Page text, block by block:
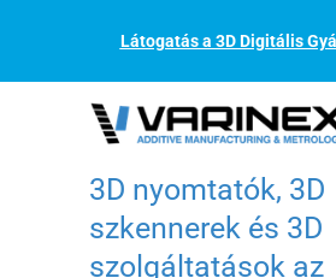
Látogatás a 3D Digitális
3D nyomtatók, 3D
szkennerek és 3D
szolgáltatások az